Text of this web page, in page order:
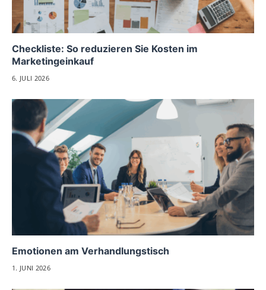
Checkliste: So reduzieren Sie Kosten im
Marketingeinkauf
6. JULI 2026
Emotionen am Verhandlungstisch
1. JUNI 2026